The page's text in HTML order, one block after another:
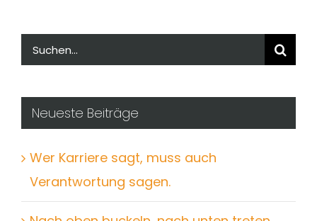
Suche
nach:
Neueste Beiträge
Wer Karriere sagt, muss auch
Verantwortung sagen.